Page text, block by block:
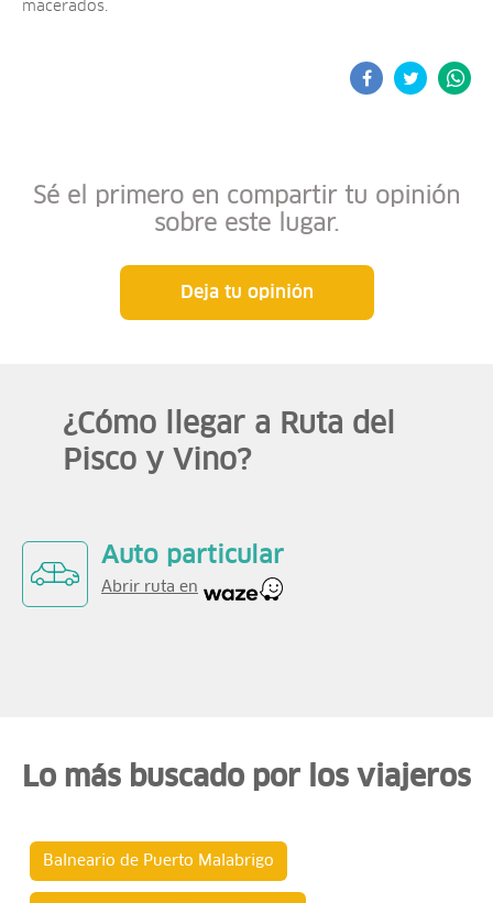
macerados.
Sé el primero en compartir tu opinión
sobre este lugar.
Deja tu opinión
¿Cómo llegar a Ruta del
Pisco y Vino?
Auto particular
Abrir ruta en
Lo más buscado por los viajeros
Balneario de Puerto Malabrigo